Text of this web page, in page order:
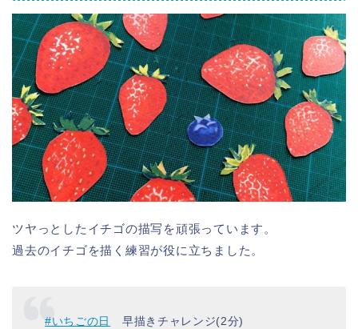
ツヤっとしたイチゴの描写を頑張っています。
過去のイチゴを描く練習が役に立ちました。
#いちごの日
早描きチャレンジ(2分)